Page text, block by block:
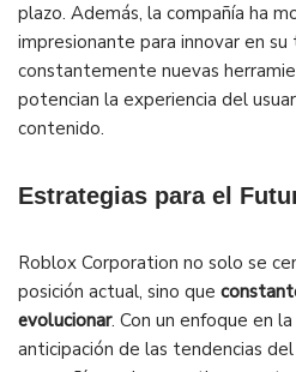
plazo. Además, la compañía ha
impresionante para innovar en
constantemente nuevas
potencian la experiencia del
contenido.
Estrategias para el
Roblox Corporation no solo se
posición actual, sino que
evolucionar. Con un enfoque en
anticipación de las tendencias